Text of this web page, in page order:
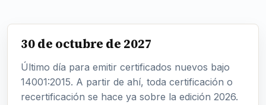
30 de octubre de 2027
Último día para emitir certificados nuevos bajo
14001:2015. A partir de ahí, toda certificación o
recertificación se hace ya sobre la edición 2026.